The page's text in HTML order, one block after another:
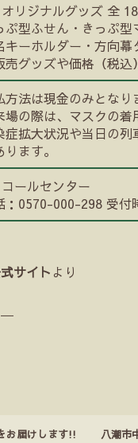
リジナルグッズ 全
ぷ型ふせん・きっぷ
キーホルダー・方向
グッズや価格（税込
方法は現金のみとなり
場の際は、マスクの着
症拡大状況や当日の
ります。
ールセンター
：0570-000-298 受付
サイト より
―
お届けします!! 八潮市